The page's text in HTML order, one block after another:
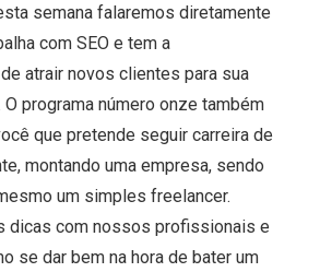
semana falaremos diretamente
com SEO e tem a
atrair novos clientes para sua
programa número onze também
que pretende seguir carreira de
montando uma empresa, sendo
um simples freelancer.
dicas com nossos profissionais e
se dar bem na hora de bater um